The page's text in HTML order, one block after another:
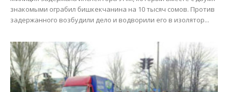
знакомыми ограбил бишкекчанина на 10 тысяч сомов. Против
задержанного возбудили дело и водворили его в изолятор...